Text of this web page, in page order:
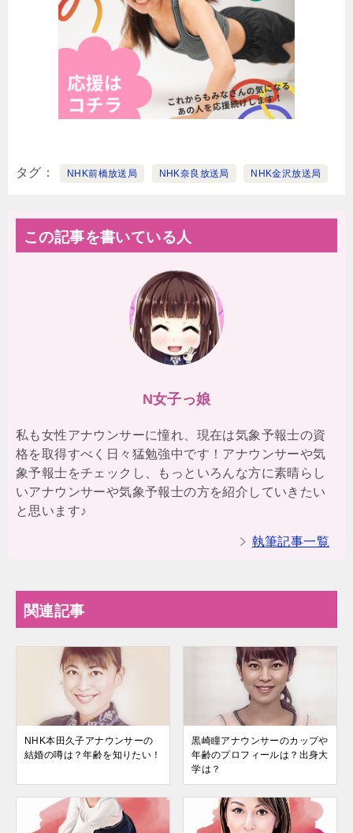
タグ NHK前橋放送局 NHK奈良放送局 NHK金沢放送局
この記事を書いている人
N女子っ娘
私も女性アナウンサーに憧れ、現在は気象予報士の資
格を取得すべく日々猛勉強中です！アナウンサーや気
象予報士をチェックし、もっといろんな方に素晴らし
いアナウンサーや気象予報士の方を紹介していきたい
と思います♪
執筆記事一覧
関連記事
NHK本田久子アナウンサーの
結婚の噂は？年齢を知りたい！
黒崎瞳アナウンサーのカップや
年齢のプロフィールは？出身大
学は？